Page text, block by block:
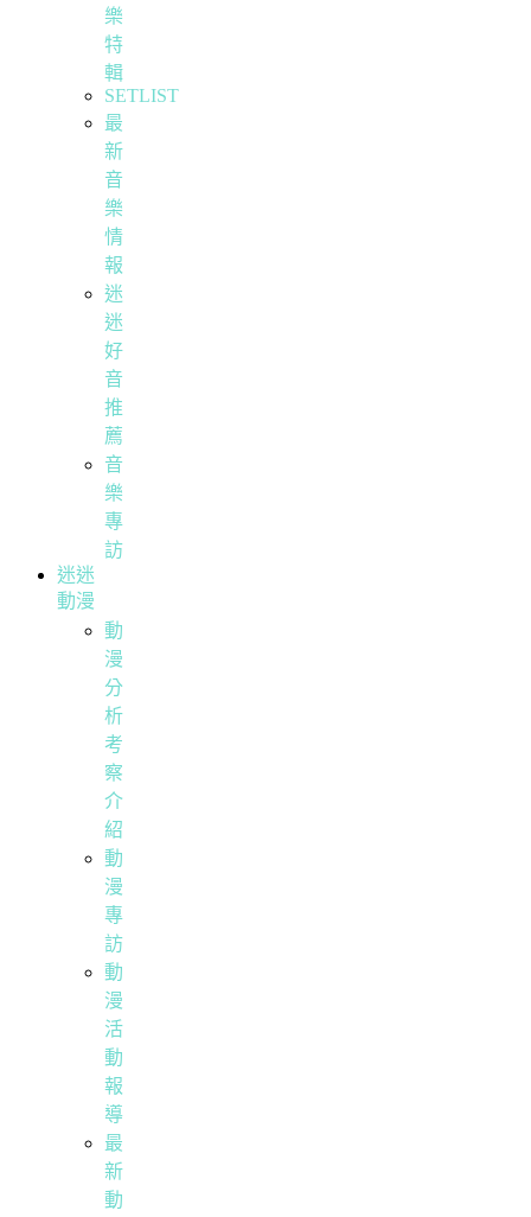
樂
特
輯
SETLIST
最
新
音
樂
情
報
迷
迷
好
音
推
薦
音
樂
專
訪
迷迷
動漫
動
漫
分
析
考
察
介
紹
動
漫
專
訪
動
漫
活
動
報
導
最
新
動